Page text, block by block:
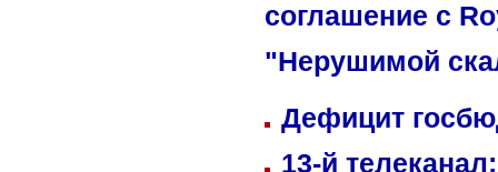
соглашение с
"Нерушимой
Дефицит
13-й